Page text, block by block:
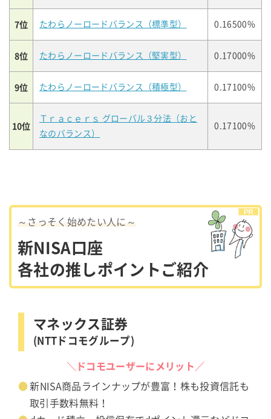
7位 たわらノーロードバランス（標準型） 0.16500%
8位 たわらノーロードバランス（堅実型） 0.17000%
9位 たわらノーロードバランス（積極型） 0.17100%
10位
Ｔｒａｃｅｒｓ グローバル３分法（おと
なのバランス）
0.17100%
～さっそく始めたい人に～
新NISA口座
各社の推しポイントご紹介
マネックス証券
(NTTドコモグループ)
＼ドコモユーザーにメリット／
新NISA商品ラインナップが豊富！株も投資信託も
取引手数料無料！